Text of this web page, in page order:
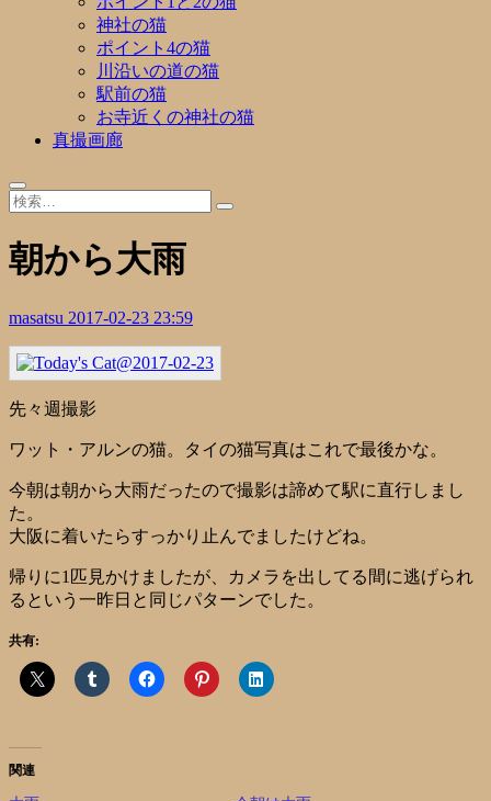
神社の猫
ポイント4の猫
川沿いの道の猫
駅前の猫
お寺近くの神社の猫
真撮画廊
朝から大雨
masatsu 2017-02-23 23:59
先々週撮影
ワット・アルンの猫。タイの猫写真はこれで最後かな。
今朝は朝から大雨だったので撮影は諦めて駅に直行しまし
た。
大阪に着いたらすっかり止んでましたけどね。
帰りに1匹見かけましたが、カメラを出してる間に逃げられ
るという一昨日と同じパターンでした。
共有:
関連